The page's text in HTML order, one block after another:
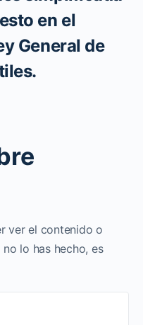
en el
General de
ver el contenido o
lo has hecho, es